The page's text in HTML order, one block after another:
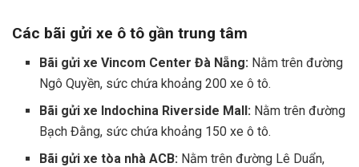
Các bãi gửi xe ô tô gần trung tâm
Bãi gửi xe Vincom Center Đà Nẵng: Nằm trên đường
Ngô Quyền, sức chứa khoảng 200 xe ô tô.
Bãi gửi xe Indochina Riverside Mall: Nằm trên đường
Bạch Đằng, sức chứa khoảng 150 xe ô tô.
Bãi gửi xe tòa nhà ACB: Nằm trên đường Lê Duẩn,